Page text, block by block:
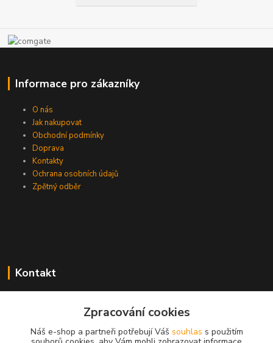
Informace pro zákazníky
O nás
Jak nakupovat
Obchodní podmínky
Doprava
Kontakty
Ochrana osobních údajů
Zpětný odběr
Kontakt
Zpracování cookies
Náš e-shop a partneři potřebují Váš souhlas s použitím